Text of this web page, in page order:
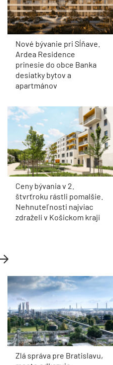
Nové bývanie pri Sĺňave.
Ardea Residence
prinesie do obce Banka
desiatky bytov a
apartmánov
Ceny bývania v 2.
štvrťroku rástli pomalšie.
Nehnuteľnosti najviac
zdraželi v Košickom kraji
Zlá správa pre Bratislavu,